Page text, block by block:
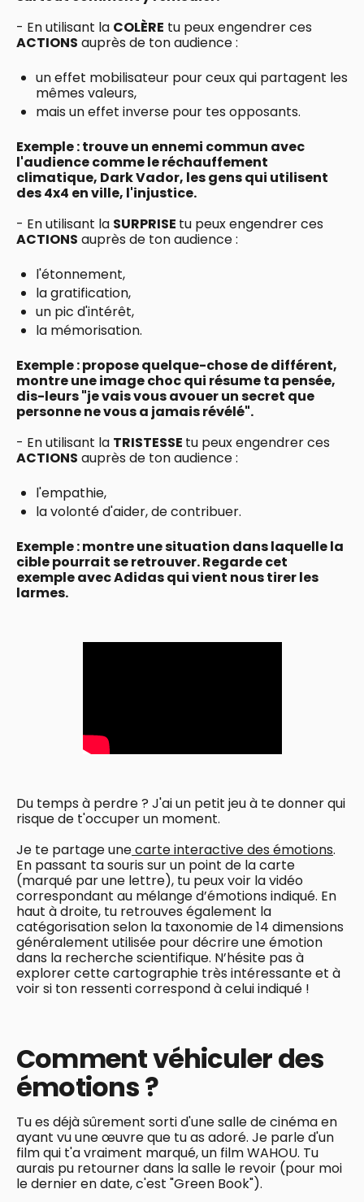
- En utilisant la COLÈRE tu peux engendrer ces
ACTIONS auprès de ton audience :
un effet mobilisateur pour ceux qui partagent les
mêmes valeurs,
mais un effet inverse pour tes opposants.
Exemple : trouve un ennemi commun avec
l'audience comme le réchauffement
climatique, Dark Vador, les gens qui utilisent
des 4x4 en ville, l'injustice.
- En utilisant la SURPRISE tu peux engendrer ces
ACTIONS auprès de ton audience :
l'étonnement,
la gratification,
un pic d'intérêt,
la mémorisation.
Exemple : propose quelque-chose de différent,
montre une image choc qui résume ta pensée,
dis-leurs "je vais vous avouer un secret que
personne ne vous a jamais révélé".
- En utilisant la TRISTESSE tu peux engendrer ces
ACTIONS auprès de ton audience :
l'empathie,
la volonté d'aider, de contribuer.
Exemple : montre une situation dans laquelle la
cible pourrait se retrouver. Regarde cet
exemple avec Adidas qui vient nous tirer les
larmes.
Du temps à perdre ? J'ai un petit jeu à te donner qui
risque de t'occuper un moment.
Je te partage unecarte interactive des émotions.
En passant ta souris sur un point de la carte
(marqué par une lettre), tu peux voir la vidéo
correspondant au mélange d’émotions indiqué. En
haut à droite, tu retrouves également la
catégorisation selon la taxonomie de 14 dimensions
généralement utilisée pour décrire une émotion
dans la recherche scientifique. N’hésite pas à
explorer cette cartographie très intéressante et à
voir si ton ressenti correspond à celui indiqué !
Comment véhiculer des
émotions ?
Tu es déjà sûrement sorti d'une salle de cinéma en
ayant vu une œuvre que tu as adoré. Je parle d'un
film qui t'a vraiment marqué, un film WAHOU. Tu
aurais pu retourner dans la salle le revoir (pour moi
le dernier en date, c'est "Green Book").